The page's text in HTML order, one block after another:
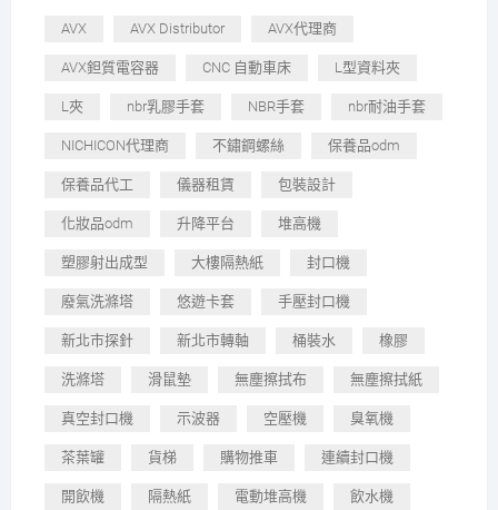
AVX AVX Distributor AVX代理商
AVX鉭質電容器 CNC 自動車床 L型資料夾
L夾 nbr乳膠手套 NBR手套 nbr耐油手套
NICHICON代理商 不鏽鋼螺絲 保養品odm
保養品代工 儀器租賃 包裝設計
化妝品odm 升降平台 堆高機
塑膠射出成型 大樓隔熱紙 封口機
廢氣洗滌塔 悠遊卡套 手壓封口機
新北市探針 新北市轉軸 桶裝水 橡膠
洗滌塔 滑鼠墊 無塵擦拭布 無塵擦拭紙
真空封口機 示波器 空壓機 臭氧機
茶葉罐 貨梯 購物推車 連續封口機
開飲機 隔熱紙 電動堆高機 飲水機